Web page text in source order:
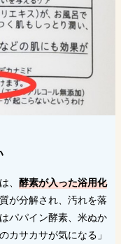
、 酵素が入った浴用化
が分解され、汚れを落
パパイン酵素、米ぬか
カサカサが気になる」